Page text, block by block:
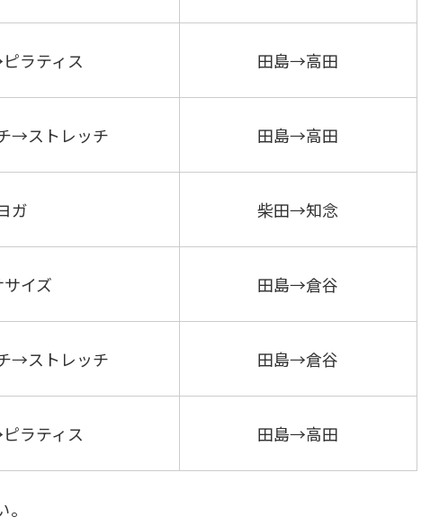
ラティス 田島→高田
→ストレッチ 田島→高田
ガ 柴田→知念
イズ 田島→倉谷
→ストレッチ 田島→倉谷
ラティス 田島→高田